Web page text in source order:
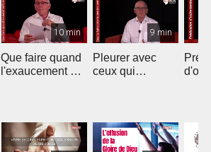
10 min
Que faire quand
l'exaucement de
9 min
Pleurer avec
ceux qui